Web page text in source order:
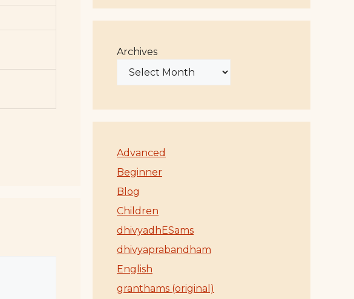
Archives
Advanced
Beginner
Blog
Children
dhivyadhESams
dhivyaprabandham
English
granthams (original)